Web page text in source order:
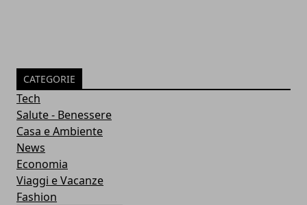
CATEGORIE
Tech
Salute - Benessere
Casa e Ambiente
News
Economia
Viaggi e Vacanze
Fashion